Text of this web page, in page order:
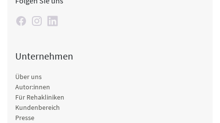
Unternehmen
Über uns
Autor:innen
Für Rehakliniken
Kundenbereich
Presse